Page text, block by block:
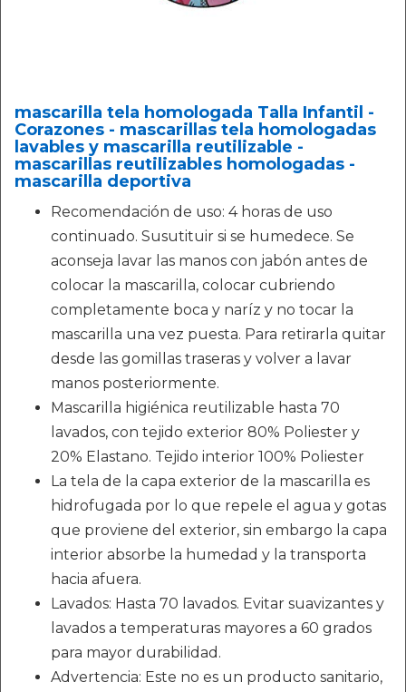
mascarilla tela homologada Talla Infantil -
Corazones - mascarillas tela homologadas
lavables y mascarilla reutilizable -
mascarillas reutilizables homologadas -
mascarilla deportiva
Recomendación de uso: 4 horas de uso
continuado. Susutituir si se humedece. Se
aconseja lavar las manos con jabón antes de
colocar la mascarilla, colocar cubriendo
completamente boca y naríz y no tocar la
mascarilla una vez puesta. Para retirarla quitar
desde las gomillas traseras y volver a lavar
manos posteriormente.
Mascarilla higiénica reutilizable hasta 70
lavados, con tejido exterior 80% Poliester y
20% Elastano. Tejido interior 100% Poliester
La tela de la capa exterior de la mascarilla es
hidrofugada por lo que repele el agua y gotas
que proviene del exterior, sin embargo la capa
interior absorbe la humedad y la transporta
hacia afuera.
Lavados: Hasta 70 lavados. Evitar suavizantes y
lavados a temperaturas mayores a 60 grados
para mayor durabilidad.
Advertencia: Este no es un producto sanitario,